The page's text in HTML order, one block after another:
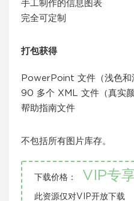
手工制作的信息图表
完全可定制
打包获得
PowerPoint 文件（浅色和
90 多个 XML 文件（真实颜
帮助指南文件
不包括所有图片库存。
下载价格： VIP专
此资源仅对VIP开放下载